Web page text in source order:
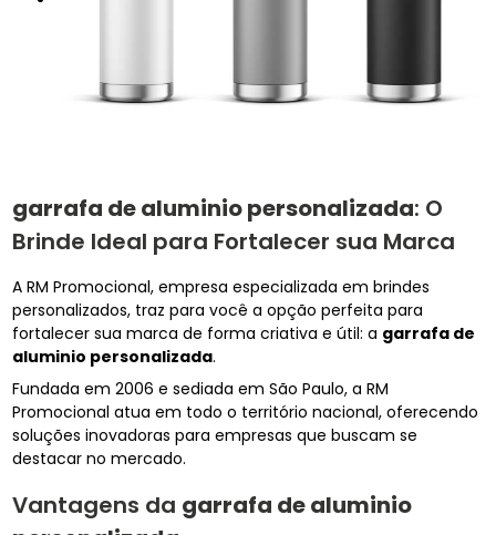
garrafa de aluminio personalizada: O
Brinde Ideal para Fortalecer sua Marca
A RM Promocional, empresa especializada em brindes
personalizados, traz para você a opção perfeita para
fortalecer sua marca de forma criativa e útil: a garrafa de
aluminio personalizada.
Fundada em 2006 e sediada em São Paulo, a RM
Promocional atua em todo o território nacional, oferecendo
soluções inovadoras para empresas que buscam se
destacar no mercado.
Vantagens da garrafa de aluminio